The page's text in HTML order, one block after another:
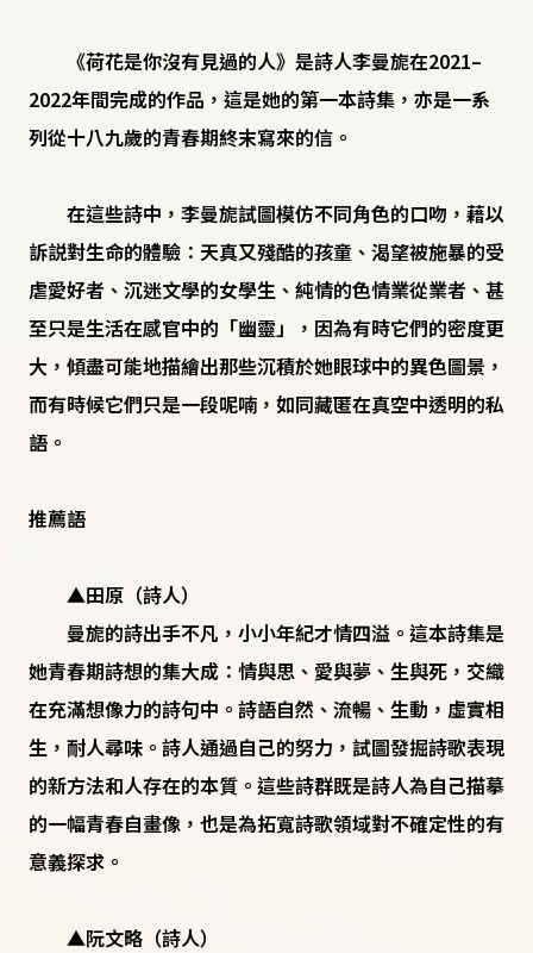
《荷花是你沒有見過的人》是詩人李曼旎在2021–
2022年間完成的作品，這是她的第一本詩集，亦是一系
列從十八九歲的青春期終末寫來的信。
在這些詩中，李曼旎試圖模仿不同角色的口吻，藉以
訴説對生命的體驗：天真又殘酷的孩童、渴望被施暴的受
虐愛好者、沉迷文學的女學生、純情的色情業從業者、甚
至只是生活在感官中的「幽靈」，因為有時它們的密度更
大，傾盡可能地描繪出那些沉積於她眼球中的異色圖景，
而有時候它們只是一段呢喃，如同藏匿在真空中透明的私
語。
推薦語
▲田原（詩人）
曼旎的詩出手不凡，小小年紀才情四溢。這本詩集是
她青春期詩想的集大成：情與思、愛與夢、生與死，交織
在充滿想像力的詩句中。詩語自然、流暢、生動，虛實相
生，耐人尋味。詩人通過自己的努力，試圖發掘詩歌表現
的新方法和人存在的本質。這些詩群既是詩人為自己描摹
的一幅青春自畫像，也是為拓寬詩歌領域對不確定性的有
意義探求。
▲阮文略（詩人）